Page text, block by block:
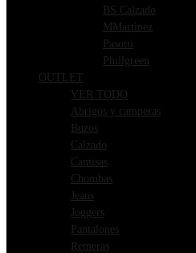
BS Calzado
MMartinez
Pasotti
Phillgreen
OUTLET
VER TODO
Abrigos y camperas
Buzos
Calzado
Camisas
Chombas
Jeans
Joggers
Pantalones
Remeras